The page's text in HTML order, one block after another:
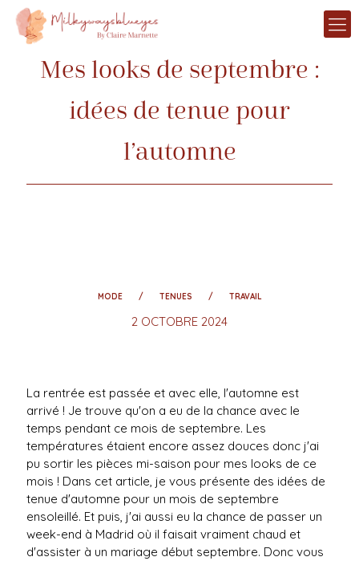
Mes looks de septembre :
idées de tenue pour
l’automne
MODE TENUES TRAVAIL
2 OCTOBRE 2024
La rentrée est passée et avec elle, l'automne est
arrivé ! Je trouve qu'on a eu de la chance avec le
temps pendant ce mois de septembre. Les
températures étaient encore assez douces donc j'ai
pu sortir les pièces mi-saison pour mes looks de ce
mois ! Dans cet article, je vous présente des idées de
tenue d'automne pour un mois de septembre
ensoleillé. Et puis, j'ai aussi eu la chance de passer un
week-end à Madrid où il faisait vraiment chaud et
d'assister à un mariage début septembre. Donc vous